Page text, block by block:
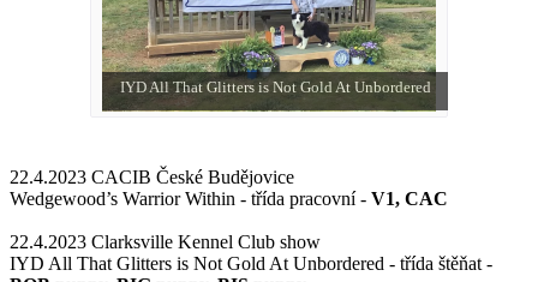
IYD All That Glitters is Not Gold At Unbordered
22.4.2023 CACIB České Budějovice
Wedgewood’s Warrior Within - třída pracovní - V1, CAC
22.4.2023 Clarksville Kennel Club show
IYD All That Glitters is Not Gold At Unbordered - třída štěňat -